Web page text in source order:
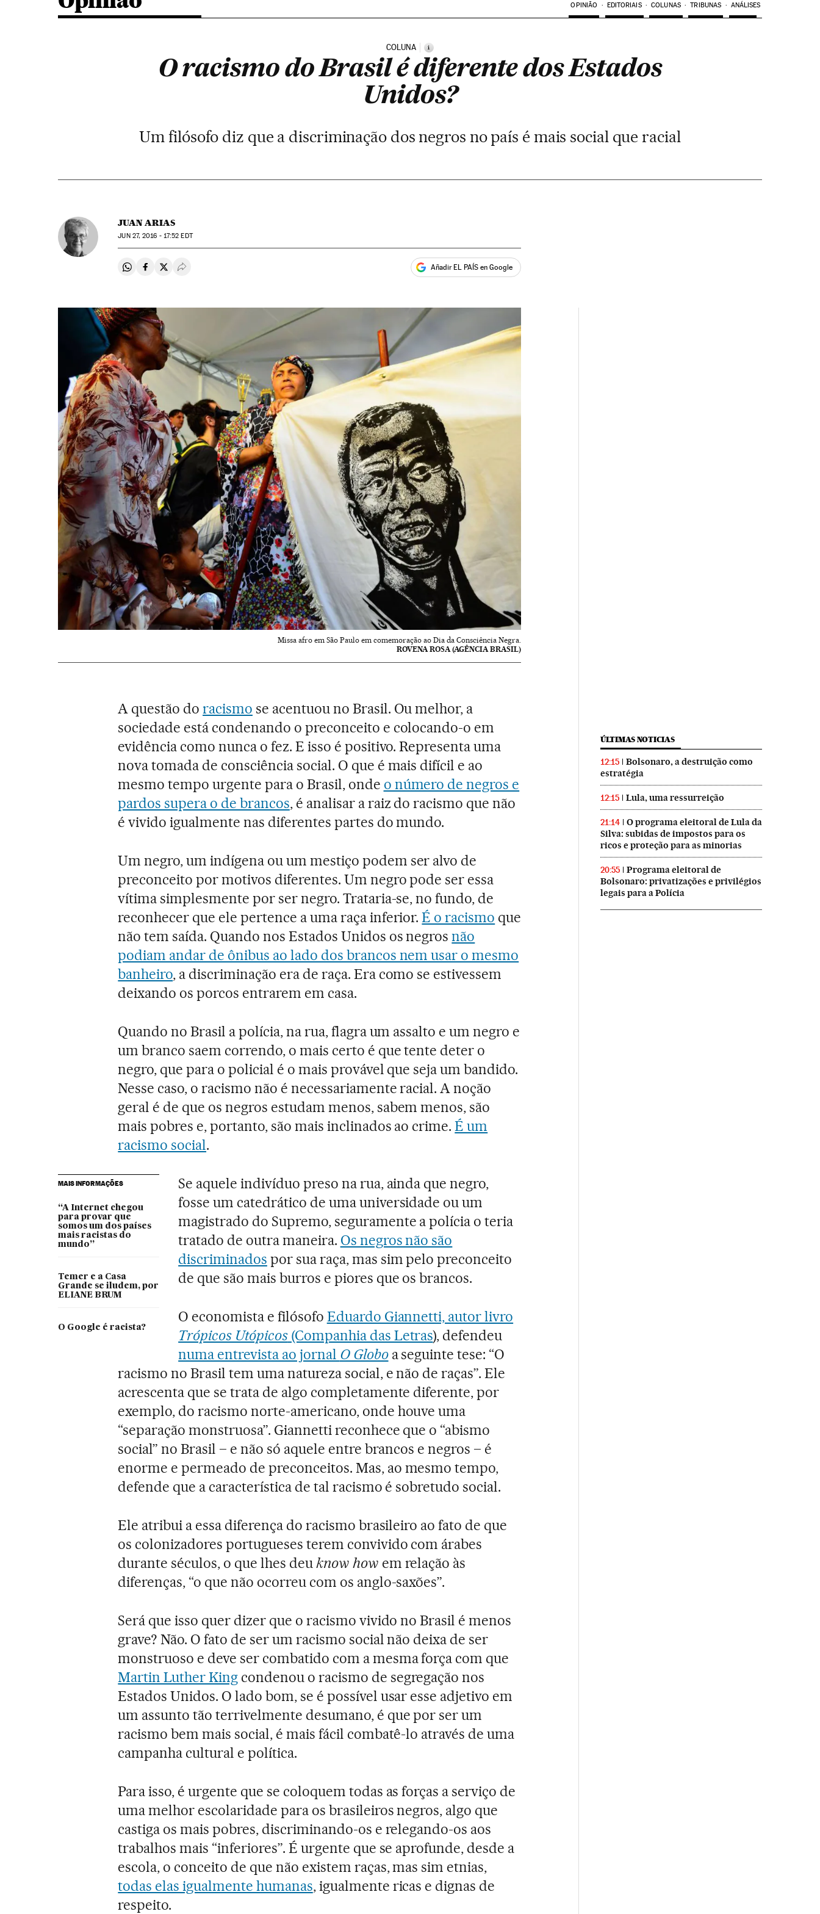
OPINIÃO EDITORIAIS COLUNAS TRIBUNAS ANÁLISES
COLUNA i
O racismo do Brasil é diferente dos Estados
Unidos?
Um filósofo diz que a discriminação dos negros no país é mais social que racial
JUAN ARIAS
JUN27, 2016 - 17:52 EDT
Compartir en Whatsapp
Compartir en Facebook
Compartir en Twitter
Desplegar Redes Sociales Añadir EL PAÍS en Google
Missa afro em São Paulo em comemoração ao Dia da Consciência Negra.
ROVENA ROSA (AGÊNCIA BRASIL)
A questão doracismo se acentuou no Brasil. Ou melhor, a
sociedade está condenando o preconceito e colocando-o em
evidência como nunca o fez. E isso é positivo. Representa uma
nova tomada de consciência social. O que é mais difícil e ao
mesmo tempo urgente para o Brasil, onde o número de negros e
pardos supera o de brancos, é analisar a raiz do racismo que não
é vivido igualmente nas diferentes partes do mundo.
Um negro, um indígena ou um mestiço podem ser alvo de
preconceito por motivos diferentes. Um negro pode ser essa
vítima simplesmente por ser negro. Trataria-se, no fundo, de
reconhecer que ele pertence a uma raça inferior.É o racismo que
não tem saída. Quando nos Estados Unidos os negrosnão
podiam andar de ônibus ao lado dos brancos nem usar o mesmo
banheiro, a discriminação era de raça. Era como se estivessem
deixando os porcos entrarem em casa.
Quando no Brasil a polícia, na rua, flagra um assalto e um negro e
um branco saem correndo, o mais certo é que tente deter o
negro, que para o policial é o mais provável que seja um bandido.
Nesse caso, o racismo não é necessariamente racial. A noção
geral é de que os negros estudam menos, sabem menos, são
mais pobres e, portanto, são mais inclinados ao crime.É um
racismo social.
MAIS INFORMAÇÕES
“A Internet chegou
para provar que
somos um dos países
mais racistas do
mundo”
Temer e a Casa
Grande se iludem, por
ELIANE BRUM
O Google é racista?
Se aquele indivíduo preso na rua, ainda que negro,
fosse um catedrático de uma universidade ou um
magistrado do Supremo, seguramente a polícia o teria
tratado de outra maneira. Os negros não são
discriminados por sua raça, mas sim pelo preconceito
de que são mais burros e piores que os brancos.
O economista e filósofo Eduardo Giannetti, autor livro
Trópicos Utópicos(Companhia das Letras), defendeu
numa entrevista ao jornal O Globoa seguinte tese: “O
racismo no Brasil tem uma natureza social, e não de raças”. Ele
acrescenta que se trata de algo completamente diferente, por
exemplo, do racismo norte-americano, onde houve uma
“separação monstruosa”. Giannetti reconhece que o “abismo
social” no Brasil – e não só aquele entre brancos e negros – é
enorme e permeado de preconceitos. Mas, ao mesmo tempo,
defende que a característica de tal racismo é sobretudo social.
Ele atribui a essa diferença do racismo brasileiro ao fato de que
os colonizadores portugueses terem convivido com árabes
durante séculos, o que lhes deuknow how em relação às
diferenças, “o que não ocorreu com os anglo-saxões”.
Será que isso quer dizer que o racismo vivido no Brasil é menos
grave? Não. O fato de ser um racismo social não deixa de ser
monstruoso e deve ser combatido com a mesma força com que
Martin Luther King condenou o racismo de segregação nos
Estados Unidos. O lado bom, se é possível usar esse adjetivo em
um assunto tão terrivelmente desumano, é que por ser um
racismo bem mais social, é mais fácil combatê-lo através de uma
campanha cultural e política.
Para isso, é urgente que se coloquem todas as forças a serviço de
uma melhor escolaridade para os brasileiros negros, algo que
castiga os mais pobres, discriminando-os e relegando-os aos
trabalhos mais “inferiores”. É urgente que se aprofunde, desde a
escola, o conceito de que não existem raças, mas sim etnias,
todas elas igualmente humanas, igualmente ricas e dignas de
respeito.
ÚLTIMAS NOTICIAS
12:15
Bolsonaro, a destruição como
estratégia
12:15 Lula, uma ressurreição
21:14
O programa eleitoral de Lula da
Silva: subidas de impostos para os
ricos e proteção para as minorias
20:55
Programa eleitoral de
Bolsonaro: privatizações e privilégios
legais para a Polícia